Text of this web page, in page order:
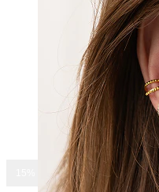
15% RABAT PÅ ALLE SMYKKER